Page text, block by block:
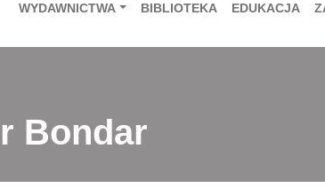
WYDAWNICTWA
BIBLIOTEKA EDUKACJA
Bondar